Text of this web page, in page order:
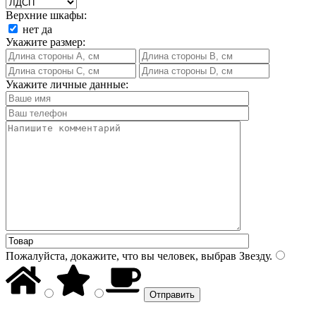
Верхние шкафы:
нет да
Укажите размер:
Укажите личные данные:
Пожалуйста, докажите, что вы человек, выбрав Звезду.